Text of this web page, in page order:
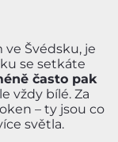
ve Švédsku, je
se setkáte
často pak
vždy bílé. Za
– ty jsou co
světla.